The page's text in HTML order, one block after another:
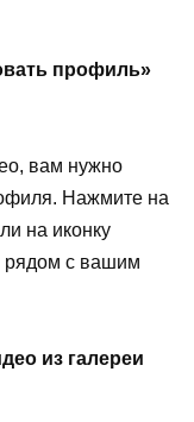
профиль»
вам нужно
Нажмите на
на иконку
рядом с вашим
из галереи